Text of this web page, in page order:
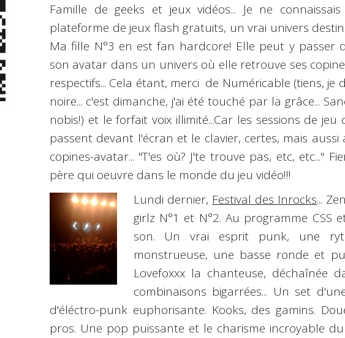
Famille de geeks et jeux vidéos... Je ne
plateforme de jeux flash gratuits, un vrai univers
Ma fille N°3 en est fan hardcore! Elle peut y passer
son avatar dans un univers où elle retrouve ses
respectifs... Cela étant, merci de Numéricable (tiens, je
noire... c'est dimanche, j'ai été touché par la grâce...
nobis!) et le forfait voix illimité...Car les sessions de
passent devant l'écran et le clavier, certes, mais
copines-avatar... "T'es où? J'te trouve pas, etc, etc..."
père qui oeuvre dans le monde du jeu vidéo!!!
Lundi dernier, Festival des Inrocks...
girlz N°1 et N°2. Au programme CSS
son. Un vrai esprit punk, une
monstrueuse, une basse ronde et
Lovefoxxx la chanteuse, déchaînée
combinaisons bigarrées... Un set
d'éléctro-punk euphorisante. Kooks, des gamins.
pros. Une pop puissante et le charisme incroyable